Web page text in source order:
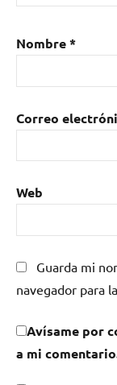
Nombre*
Correo
Web
Guarda mi
navegador para
Avísame por
a mi